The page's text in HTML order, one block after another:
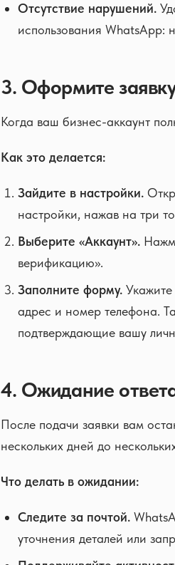
Отсутствие нарушений.
использования WhatsApp:
3. Оформите
Когда ваш бизнес-аккаунт
Как это делается:
Зайдите в настройки.
настройки, нажав на три
Выберите «Аккаунт».
верификацию».
Заполните форму.
адрес и номер телефона.
подтверждающие вашу
4. Ожидание
После подачи заявки вам
нескольких дней до
Что делать в ожидании:
Следите за почтой.
уточнения деталей или